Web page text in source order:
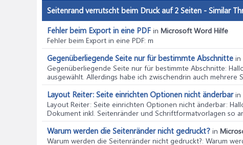
Seitenrand verrutscht beim Druck auf 2 Seiten - Similar
Fehler beim Export in eine PDF in Microsoft Word Hilfe
Fehler beim Export in eine PDF: m
Gegenüberliegende Seite nur für bestimmte Abschnitte in
Gegenüberliegende Seite nur für bestimmte Abschnitte:
ausgewählt. Allerdings habe ich zwischendrin auch mehrere
Layout Reiter: Seite einrichten Optionen nicht änderbarin
Layout Reiter: Seite einrichten Optionen nicht änderbar:
Dokument inkl. Seitenränder und Schriftformatvorlagen so
Warum werden die Seitenränder nicht gedruckt? in
Warum werden die Seitenränder nicht gedruckt?: Warum